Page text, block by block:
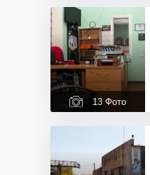
13 Фото